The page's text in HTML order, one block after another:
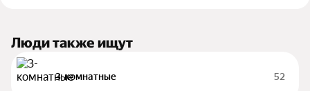
Люди также ищут
3-комнатные 52